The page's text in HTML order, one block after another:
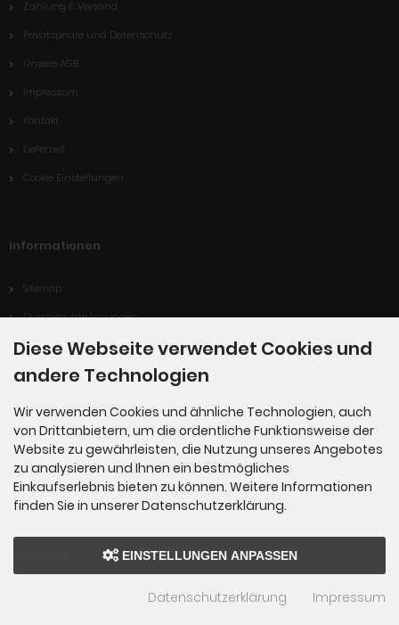
Zahlung & Versand
Privatsphäre und Datenschutz
Unsere AGB
Impressum
Kontakt
Lieferzeit
Cookie Einstellungen
Informationen
Sitemap
Durchdachte Lösungen
Zertifikate
Verpackungs- und Versandkonzepte
Personalisierung Bedruckung
Bedienungsanleitung
individuelle Lösungen
Integration von Messtechnik in Produktionsanlagen
Diese Webseite verwendet Cookies und
andere Technologien
Wir verwenden Cookies und ähnliche Technologien, auch
von Drittanbietern, um die ordentliche Funktionsweise der
Website zu gewährleisten, die Nutzung unseres Angebotes
zu analysieren und Ihnen ein bestmögliches
Einkaufserlebnis bieten zu können. Weitere Informationen
finden Sie in unserer Datenschutzerklärung.
EINSTELLUNGEN ANPASSEN
Datenschutzerklärung Impressum